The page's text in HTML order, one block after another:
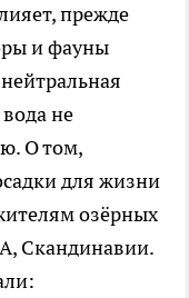
прежде
и фауны
не
О том,
для жизни
озёрных
Скандинавии.